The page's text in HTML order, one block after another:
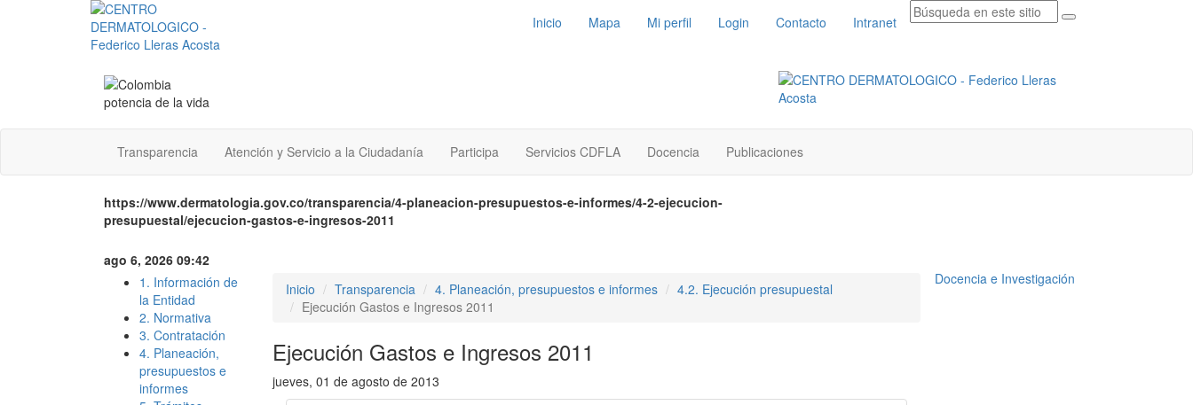
Inicio Mapa Mi perfil Login Contacto Intranet
Transparencia Atención y Servicio a la Ciudadanía Participa Servicios CDFLA Docencia Publicaciones
https://www.dermatologia.gov.co/transparencia/4-planeacion-presupuestos-e-informes/4-2-ejecucion-
presupuestal/ejecucion-gastos-e-ingresos-2011
ago 6, 2026 09:42
1. Información de
la Entidad
2. Normativa
3. Contratación
4. Planeación,
presupuestos e
informes
Inicio Transparencia 4. Planeación, presupuestos e informes
4.2. Ejecución presupuestal
Ejecución Gastos e Ingresos 2011
Ejecución Gastos e Ingresos 2011
jueves, 01 de agosto de 2013
RADICACION ORFEO
Docencia e Investigación